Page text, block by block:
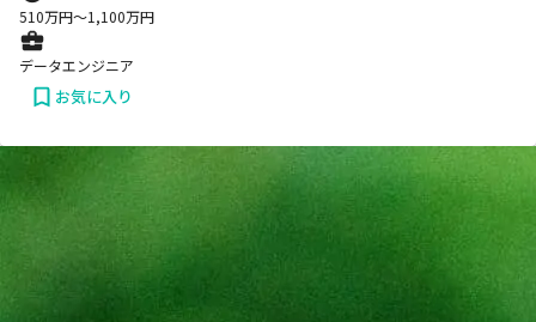
510万円〜1,100万円
データエンジニア
お気に入り